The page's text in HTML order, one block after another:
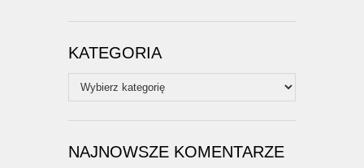
KATEGORIA
Kategoria
NAJNOWSZE KOMENTARZE